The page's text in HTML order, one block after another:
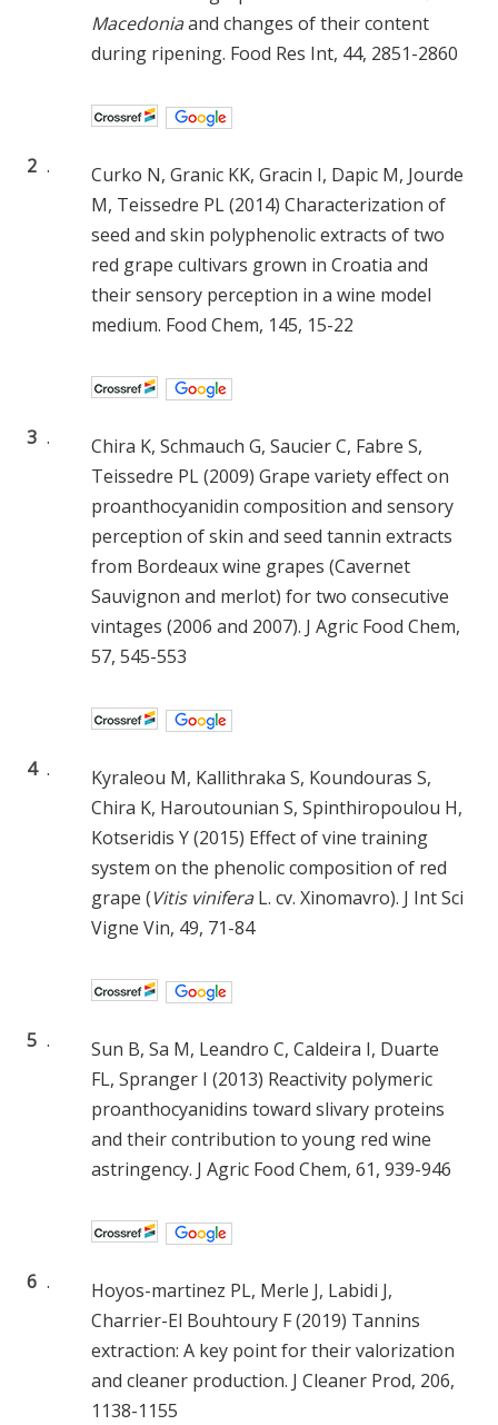
Macedoniaand changes of their content
during ripening. Food Res Int, 44, 2851-2860
2 .
Curko N, Granic KK, Gracin I, Dapic M, Jourde
M, Teissedre PL (2014) Characterization of
seed and skin polyphenolic extracts of two
red grape cultivars grown in Croatia and
their sensory perception in a wine model
medium. Food Chem, 145, 15-22
3 .
Chira K, Schmauch G, Saucier C, Fabre S,
Teissedre PL (2009) Grape variety effect on
proanthocyanidin composition and sensory
perception of skin and seed tannin extracts
from Bordeaux wine grapes (Cavernet
Sauvignon and merlot) for two consecutive
vintages (2006 and 2007). J Agric Food Chem,
57, 545-553
4 .
Kyraleou M, Kallithraka S, Koundouras S,
Chira K, Haroutounian S, Spinthiropoulou H,
Kotseridis Y (2015) Effect of vine training
system on the phenolic composition of red
grape (Vitis viniferaL. cv. Xinomavro). J Int Sci
Vigne Vin, 49, 71-84
5 .
Sun B, Sa M, Leandro C, Caldeira I, Duarte
FL, Spranger I (2013) Reactivity polymeric
proanthocyanidins toward slivary proteins
and their contribution to young red wine
astringency. J Agric Food Chem, 61, 939-946
6 .
Hoyos-martinez PL, Merle J, Labidi J,
Charrier-El Bouhtoury F (2019) Tannins
extraction: A key point for their valorization
and cleaner production. J Cleaner Prod, 206,
1138-1155